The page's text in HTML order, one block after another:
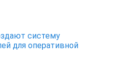
систему
для оперативной